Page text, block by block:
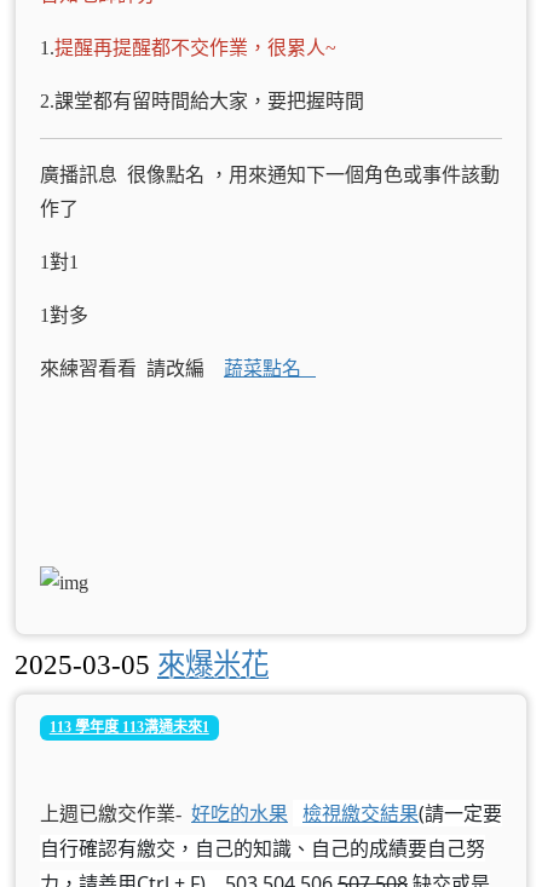
1.提醒再提醒都不交作業，很累人~
2.課堂都有留時間給大家，要把握時間
廣播訊息 很像點名 ，用來通知下一個角色或事件該動
作了
1對1
1對多
來練習看看 請改編 蔬菜點名
2025-03-05 來爆米花
113 學年度 113溝通未來1
上週已繳交作業- 好吃的水果 檢視繳交結果(請一定要
自行確認有繳交，自己的知識、自己的成績要自己努